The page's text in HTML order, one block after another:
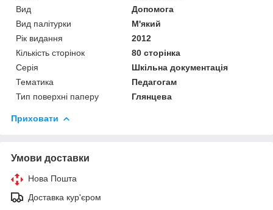
Вид
Допомога
Вид палітурки
М'який
Рік видання
2012
Кількість сторінок
80 сторінка
Серія
Шкільна документація
Тематика
Педагогам
Тип поверхні паперу
Глянцева
Приховати
Умови доставки
Нова Пошта
Доставка кур'єром